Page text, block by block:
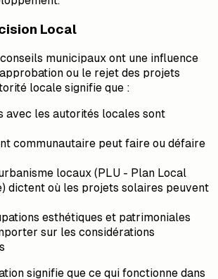
Local
municipaux ont une influence
ou le rejet des projets
locale signifie que :
avec les autorités locales sont
communautaire peut faire ou défaire
locaux (PLU - Plan Local
dictent où les projets solaires peuvent
esthétiques et patrimoniales
sur les considérations
signifie que ce qui fonctionne dans